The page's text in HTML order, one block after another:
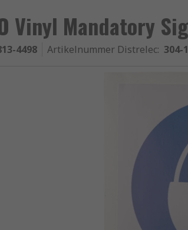
Vinyl Mandatory
4498 Artikelnummer Distrelec: 304-